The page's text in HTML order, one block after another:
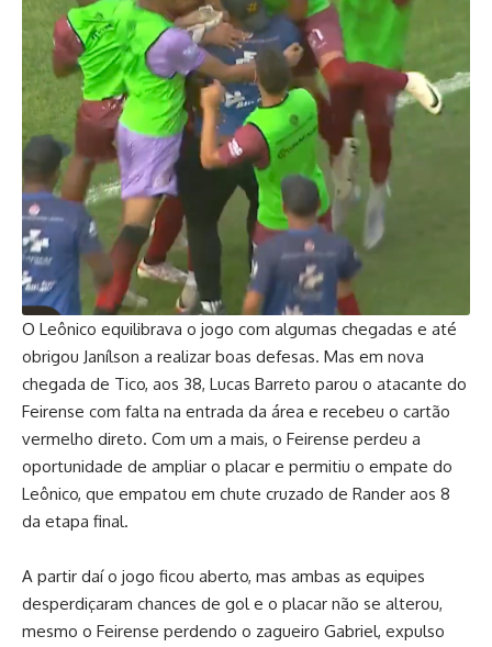
O Leônico equilibrava o jogo com algumas chegadas e até
obrigou Janílson a realizar boas defesas. Mas em nova
chegada de Tico, aos 38, Lucas Barreto parou o atacante do
Feirense com falta na entrada da área e recebeu o cartão
vermelho direto. Com um a mais, o Feirense perdeu a
oportunidade de ampliar o placar e permitiu o empate do
Leônico, que empatou em chute cruzado de Rander aos 8
da etapa final.
A partir daí o jogo ficou aberto, mas ambas as equipes
desperdiçaram chances de gol e o placar não se alterou,
mesmo o Feirense perdendo o zagueiro Gabriel, expulso